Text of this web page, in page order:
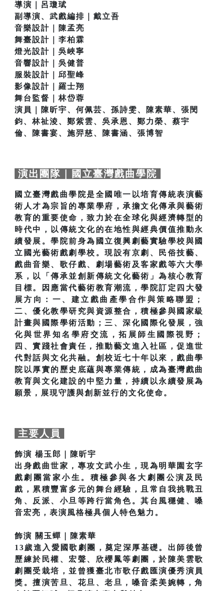
導演｜呂瓊珷
副導演、武戲編排｜戴立吾
音樂設計｜陳孟亮
舞臺設計｜李柏霖
燈光設計｜吳峽寧
音響設計｜吳健普
服裝設計｜邱聖峰
影像設計｜羅士翔
舞台監督｜林岱蓉
演員｜陳昕宇、何佩芸、孫詩雯、陳素華、張閔
鈞、林祉淩、鄭紫雲、吳承恩、鄭力榮、蔡宇
倫、陳書宴、施羿慈、陳書涵、張博智
演出團隊｜國立臺灣戲曲學院
國立臺灣戲曲學院是全國唯一以培育傳統表演藝
術人才為宗旨的專業學府，承擔文化傳承與藝術
教育的重要使命，致力於在全球化與經濟轉型的
時代中，以傳統文化的在地性與經典價值推動永
續發展。學院前身為國立復興劇藝實驗學校與國
立國光藝術戲劇學校。現設有京劇、民俗技藝、
戲曲音樂、歌仔戲、劇場藝術及客家戲等六大學
系，以「傳承並創新傳統文化藝術」為核心教育
目標。因應當代藝術教育潮流，學院訂定四大發
展方向：一、建立戲曲產學合作與策略聯盟；
二、優化教學研究與資源整合，積極參與國家級
計畫與國際學術活動；三、深化國際化發展，強
化與世界知名學府交流，拓展師生國際視野；
四、實踐社會責任，推動藝文進入社區，促進世
代對話與文化共融。創校近七十年以來，戲曲學
院以厚實的歷史底蘊與專業傳統，成為臺灣戲曲
教育與文化建設的中堅力量，持續以永續發展為
願景，展現守護與創新並行的文化使命。
主要人員
飾演 楊玉郎｜陳昕宇
出身戲曲世家，專攻文武小生，現為明華園玄字
戲劇團當家小生。積極參與各大劇團公演及民
戲，累積豐富多元的舞台經驗，且常自我挑戰丑
角、反派、小旦等跨行當角色。其台風穩健、嗓
音宏亮，表演風格極具個人特色魅力。
飾演 關玉蟬｜陳素華
13歲進入愛國歌劇團，奠定深厚基礎。出師後曾
歷練於民權、宏聲、欣櫻鳳等劇團，於陳美雲歌
劇團受栽培，並曾獲臺北市歌仔戲匯演優秀演員
獎。擅演苦旦、花旦、老旦，嗓音柔美婉轉，角